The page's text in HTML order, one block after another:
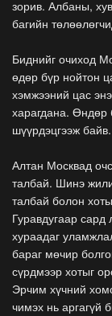
зорив. Албаны,
багийн
Биднийг очиход
өдөр бүр нойтон
хэмжээний цас
харагдана. Өндөр
шүүрдэцгээж байв.
Алтан Москвад
талбай. Шинэ
талбай болон
Гуравдугаар сард
хураадаг
бараг мөчир
сүрдмээр хотыг
Эрчим хүчний
чимэх нь аргагүй